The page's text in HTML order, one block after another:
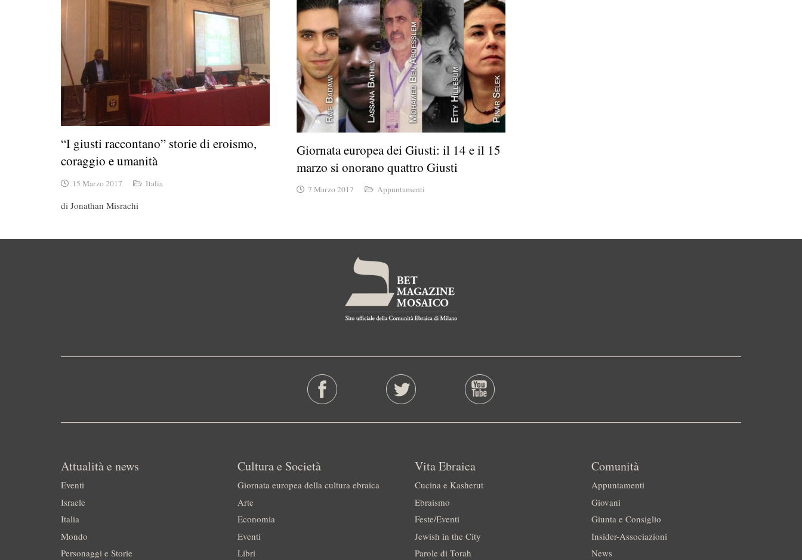
“I giusti raccontano” storie di eroismo,
coraggio e umanità
15 Marzo 2017 Italia
di Jonathan Misrachi
Giornata europea dei Giusti: il 14 e il 15
marzo si onorano quattro Giusti
7 Marzo 2017 Appuntamenti
Attualità e news
Eventi
Israele
Italia
Mondo
Personaggi e Storie
Cultura e Società
Giornata europea della cultura ebraica
Arte
Economia
Eventi
Libri
Vita Ebraica
Cucina e Kasherut
Ebraismo
Feste/Eventi
Jewish in the City
Parole di Torah
Comunità
Appuntamenti
Giovani
Giunta e Consiglio
Insider-Associazioni
News